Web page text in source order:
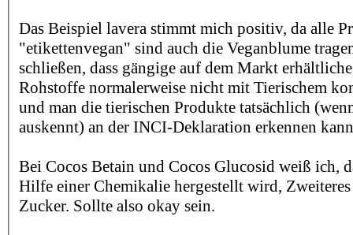
Das Beispiel lavera stimmt mich positiv, da alle
"etikettenvegan" sind auch die Veganblume
schließen, dass gängige auf dem Markt
Rohstoffe normalerweise nicht mit Tierischem
und man die tierischen Produkte tatsächlich
auskennt) an der INCI-Deklaration erkennen
Bei Cocos Betain und Cocos Glucosid weiß ich,
Hilfe einer Chemikalie hergestellt wird,
Zucker. Sollte also okay sein.